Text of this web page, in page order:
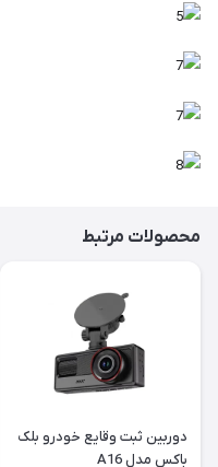
محصولات مرتبط
دوربین ثبت وقایع خودرو بلک
باکس مدل A16